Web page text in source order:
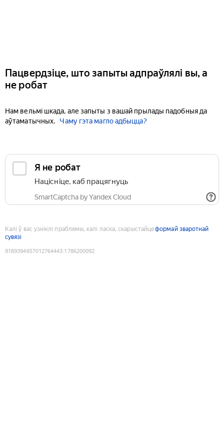
Пацвердзіце, што запыты адпраўлялі вы, а
не робат
Нам вельмі шкада, але запыты з вашай прылады падобныя да
аўтаматычных.
Чаму гэта магло адбыцца?
Я не робат
Націсніце, каб працягнуць
SmartCaptcha by Yandex Cloud
Калі ў вас узніклі праблемы, калі ласка, скарыстайцеформай зваротнай
сувязі
9189394657012764443:1786200092